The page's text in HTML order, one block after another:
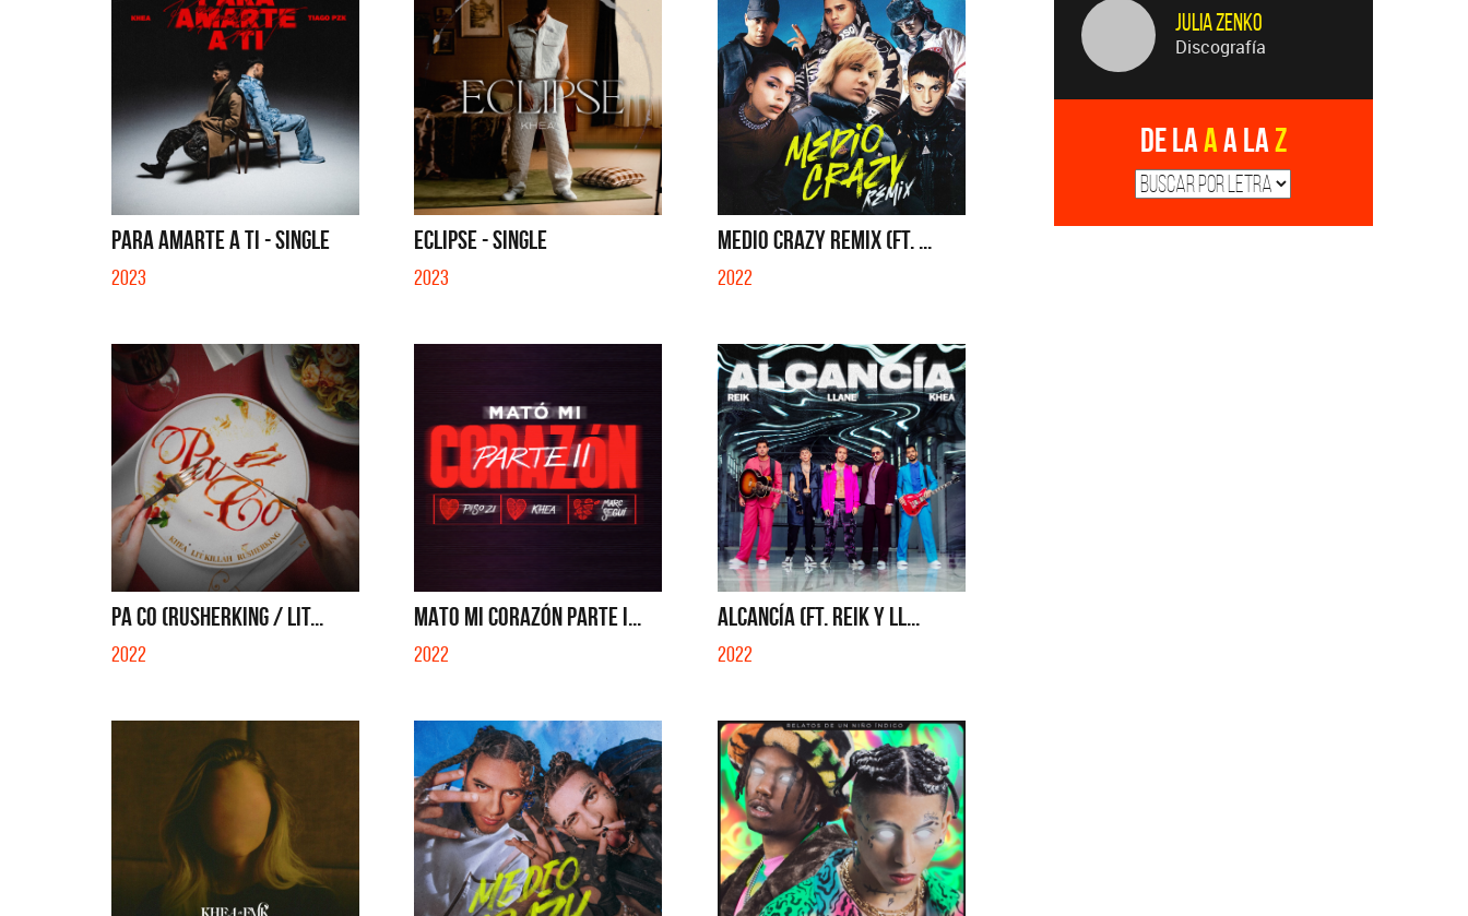
PARA AMARTE A TI - SINGLE
2023
ECLIPSE - SINGLE
2023
MEDIO CRAZY REMIX (FT. ...
2022
PA CO (RUSHERKING / LIT...
2022
MATO MI CORAZÓN PARTE I...
2022
ALCANCÍA (FT. REIK Y LL...
2022
Julia Zenko
Discografía
De laAa laZ